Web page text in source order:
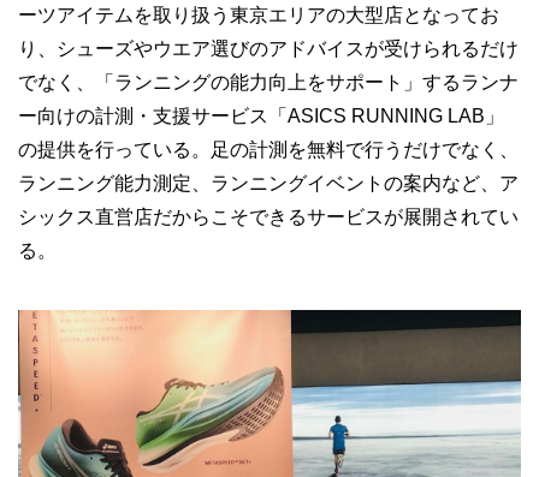
ーツアイテムを取り扱う東京エリアの大型店となってお
り、シューズやウエア選びのアドバイスが受けられるだけ
でなく、「ランニングの能力向上をサポート」するランナ
ー向けの計測・支援サービス「ASICS RUNNING LAB」
の提供を行っている。足の計測を無料で行うだけでなく、
ランニング能力測定、ランニングイベントの案内など、ア
シックス直営店だからこそできるサービスが展開されてい
る。